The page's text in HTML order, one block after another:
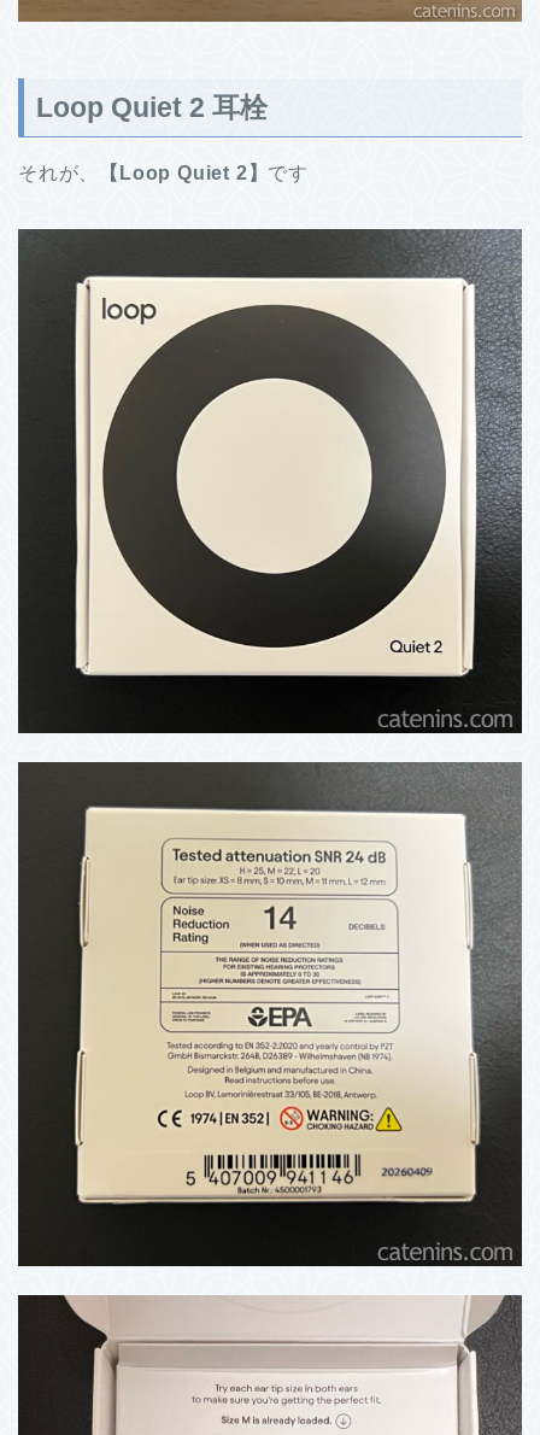
Loop Quiet 2 耳栓
それが、 【Loop Quiet 2】 です